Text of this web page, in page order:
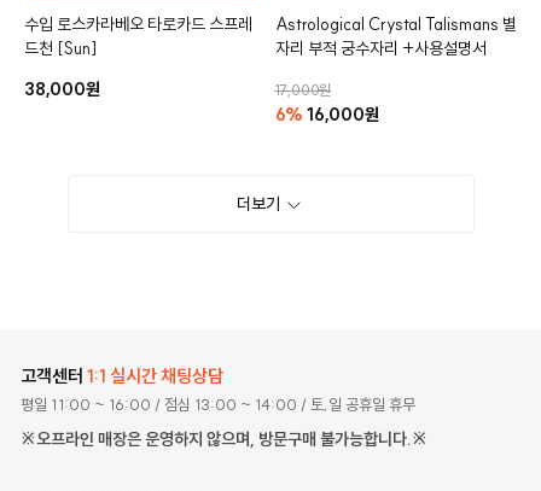
수입 로스카라베오 타로카드 스프레
드천 [Sun]
38,000원
Astrological Crystal Talismans 별
자리 부적 궁수자리 +사용설명서
17,000원
6% 16,000원
더보기
고객센터 1:1 실시간 채팅상담
평일 11:00 ~ 16:00 / 점심 13:00 ~ 14:00 / 토,일 공휴일 휴무
※오프라인 매장은 운영하지 않으며, 방문구매 불가능합니다.※